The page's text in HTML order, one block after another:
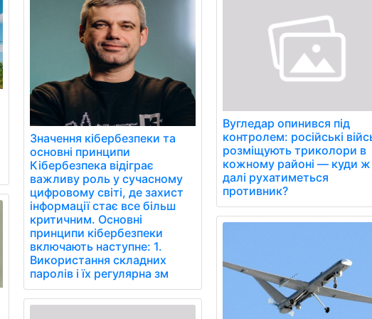
Значення кібербезпеки та
основні принципи
Кібербезпека відіграє
важливу роль у сучасному
цифровому світі, де захист
інформації стає все більш
критичним. Основні
принципи кібербезпеки
включають наступне: 1.
Використання складних
паролів і їх регулярна зм
Вугледар опинився під
контролем: російські
розміщують триколори в
кожному районі — куди ж
далі рухатиметься
противник?